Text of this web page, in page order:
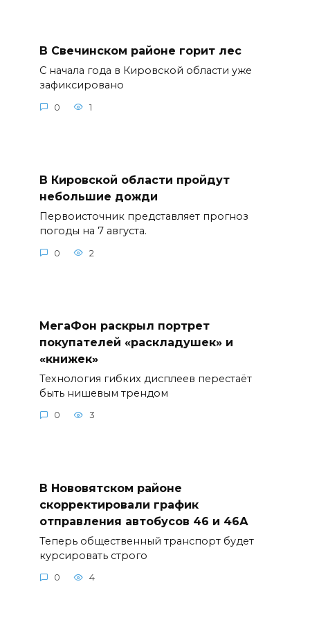
В Свечинском районе горит лес
С начала года в Кировской области уже
зафиксировано
0 1
В Кировской области пройдут
небольшие дожди
Первоисточник представляет прогноз
погоды на 7 августа.
0 2
МегаФон раскрыл портрет
покупателей «раскладушек» и
«книжек»
Технология гибких дисплеев перестаёт
быть нишевым трендом
0 3
В Нововятском районе
скорректировали график
отправления автобусов 46 и 46А
Теперь общественный транспорт будет
курсировать строго
0 4